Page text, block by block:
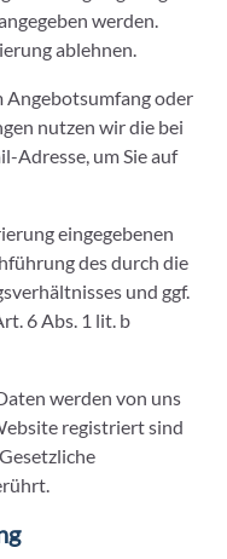
werden.
ablehnen.
Angebotsumfang oder
nutzen wir die bei
Adresse, um Sie auf
eingegebenen
des durch die
und ggf.
6 Abs. 1 lit. b
werden von uns
registriert sind